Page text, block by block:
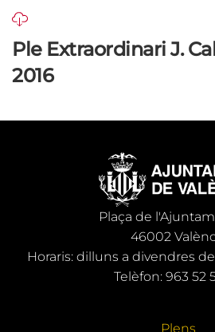
Ple Extraordinari J.
2016
Plaça de
46002
Horaris: dilluns a divendres
Telèfon: 963 52
Plens